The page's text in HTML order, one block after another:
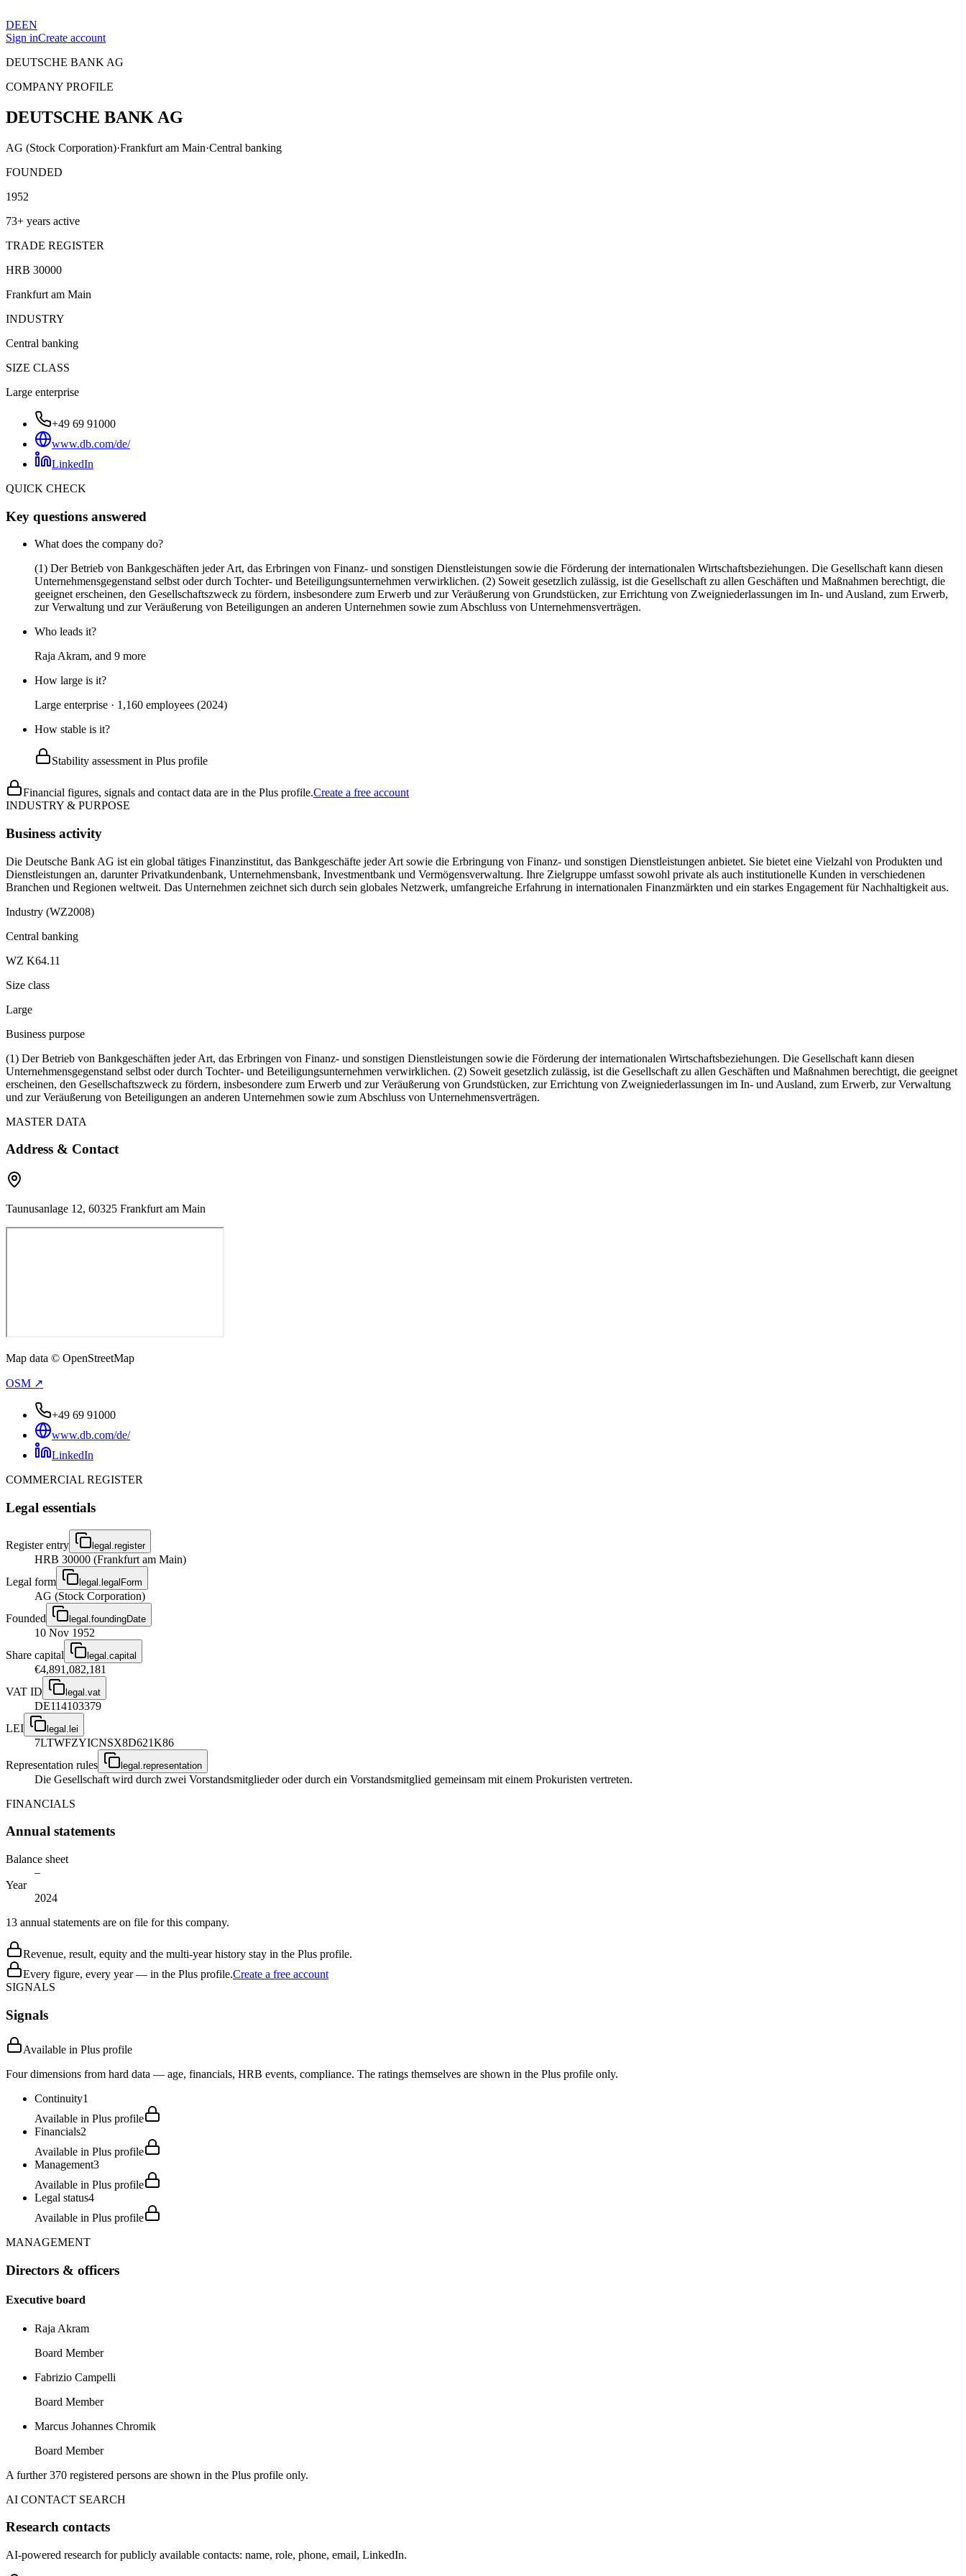
DEEN
Sign inCreate account
DEUTSCHE BANK AG
COMPANY PROFILE
DEUTSCHE BANK AG
AG (Stock Corporation)·Frankfurt am Main·Central banking
FOUNDED
1952
73+ years active
TRADE REGISTER
HRB 30000
Frankfurt am Main
INDUSTRY
Central banking
SIZE CLASS
Large enterprise
+49 69 91000
www.db.com/de/
LinkedIn
QUICK CHECK
Key questions answered
What does the company do?
(1) Der Betrieb von Bankgeschäften jeder Art, das Erbringen von Finanz- und sonstigen Dienstleistungen sowie die Förderung der internationalen Wirtschaftsbeziehungen. Die Gesellschaft kann diesen
Unternehmensgegenstand selbst oder durch Tochter- und Beteiligungsunternehmen verwirklichen. (2) Soweit gesetzlich zulässig, ist die Gesellschaft zu allen Geschäften und Maßnahmen berechtigt, die
geeignet erscheinen, den Gesellschaftszweck zu fördern, insbesondere zum Erwerb und zur Veräußerung von Grundstücken, zur Errichtung von Zweigniederlassungen im In- und Ausland, zum Erwerb,
zur Verwaltung und zur Veräußerung von Beteiligungen an anderen Unternehmen sowie zum Abschluss von Unternehmensverträgen.
Who leads it?
Raja Akram, and 9 more
How large is it?
Large enterprise · 1,160 employees (2024)
How stable is it?
Stability assessment in Plus profile
Financial figures, signals and contact data are in the Plus profile.Create a free account
INDUSTRY & PURPOSE
Business activity
Die Deutsche Bank AG ist ein global tätiges Finanzinstitut, das Bankgeschäfte jeder Art sowie die Erbringung von Finanz- und sonstigen Dienstleistungen anbietet. Sie bietet eine Vielzahl von Produkten und
Dienstleistungen an, darunter Privatkundenbank, Unternehmensbank, Investmentbank und Vermögensverwaltung. Ihre Zielgruppe umfasst sowohl private als auch institutionelle Kunden in verschiedenen
Branchen und Regionen weltweit. Das Unternehmen zeichnet sich durch sein globales Netzwerk, umfangreiche Erfahrung in internationalen Finanzmärkten und ein starkes Engagement für Nachhaltigkeit aus.
Industry (WZ2008)
Central banking
WZ K64.11
Size class
Large
Business purpose
(1) Der Betrieb von Bankgeschäften jeder Art, das Erbringen von Finanz- und sonstigen Dienstleistungen sowie die Förderung der internationalen Wirtschaftsbeziehungen. Die Gesellschaft kann diesen
Unternehmensgegenstand selbst oder durch Tochter- und Beteiligungsunternehmen verwirklichen. (2) Soweit gesetzlich zulässig, ist die Gesellschaft zu allen Geschäften und Maßnahmen berechtigt, die geeignet
erscheinen, den Gesellschaftszweck zu fördern, insbesondere zum Erwerb und zur Veräußerung von Grundstücken, zur Errichtung von Zweigniederlassungen im In- und Ausland, zum Erwerb, zur Verwaltung
und zur Veräußerung von Beteiligungen an anderen Unternehmen sowie zum Abschluss von Unternehmensverträgen.
MASTER DATA
Address & Contact
Taunusanlage 12, 60325 Frankfurt am Main
Map data © OpenStreetMap
OSM ↗
+49 69 91000
www.db.com/de/
LinkedIn
COMMERCIAL REGISTER
Legal essentials
Register entry legal.register
HRB 30000 (Frankfurt am Main)
Legal form
legal.legalForm
AG (Stock Corporation)
Founded
legal.foundingDate
10 Nov 1952
Share capital
legal.capital
€4,891,082,181
VAT ID
legal.vat
DE114103379
LEI
legal.lei
7LTWFZYICNSX8D621K86
Representation rules
legal.representation
Die Gesellschaft wird durch zwei Vorstandsmitglieder oder durch ein Vorstandsmitglied gemeinsam mit einem Prokuristen vertreten.
FINANCIALS
Annual statements
Balance sheet
–
Year
2024
13 annual statements are on file for this company.
Revenue, result, equity and the multi-year history stay in the Plus profile.
Every figure, every year — in the Plus profile.Create a free account
SIGNALS
Signals
Available in Plus profile
Four dimensions from hard data — age, financials, HRB events, compliance. The ratings themselves are shown in the Plus profile only.
Continuity1
Available in Plus profile
Financials2
Available in Plus profile
Management3
Available in Plus profile
Legal status4
Available in Plus profile
MANAGEMENT
Directors & officers
Executive board
Raja Akram
Board Member
Fabrizio Campelli
Board Member
Marcus Johannes Chromik
Board Member
A further 370 registered persons are shown in the Plus profile only.
AI CONTACT SEARCH
Research contacts
AI-powered research for publicly available contacts: name, role, phone, email, LinkedIn.